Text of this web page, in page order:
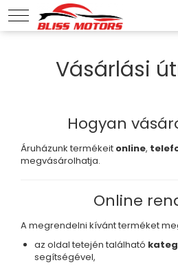
Vásárlási
Hogyan
Áruházunk termékeit online,
megvásárolhatja.
Online
A megrendelni kívánt terméket
az oldal tetején található
segítségével,